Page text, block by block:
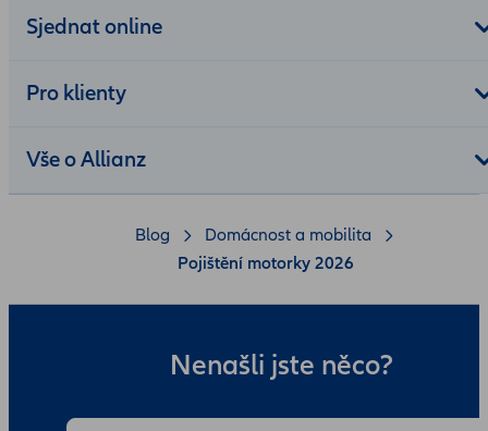
Sjednat online
Pro klienty
Vše o Allianz
Nenašli jste něco?
Blog
Domácnost a mobilita
Pojištění motorky 2026